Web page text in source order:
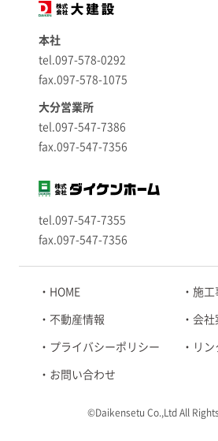
本社
tel.097-578-0292
fax.097-578-1075
大分営業所
tel.097-547-7386
fax.097-547-7356
tel.097-547-7355
fax.097-547-7356
HOME 施工
不動産情報 会社
プライバシーポリシー リン
お問い合わせ
©Daikensetu Co.,Ltd All